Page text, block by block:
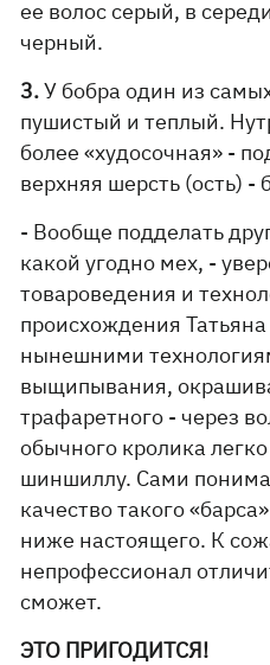
ее волос серый, в
черный.
3.У бобра один из
пушистый и теплый.
более «худосочная» -
верхняя шерсть (ость) -
- Вообще подделать
какой угодно мех, -
товароведения и
происхождения
нынешними
выщипывания,
трафаретного - через
обычного кролика
шиншиллу. Сами
качество такого
ниже настоящего. К
непрофессионал
сможет.
ЭТО ПРИГОДИТСЯ!